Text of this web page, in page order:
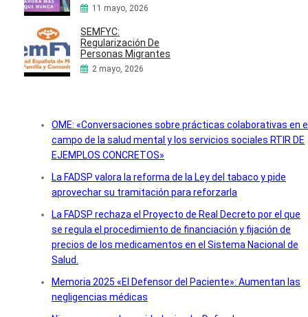
11 mayo, 2026
SEMFYC:
Regularización De
Personas Migrantes
2 mayo, 2026
OME: «Conversaciones sobre prácticas colaborativas en
campo de la salud mental y los servicios sociales RTIR DE
EJEMPLOS CONCRETOS»
La FADSP valora la reforma de la Ley del tabaco y pide
aprovechar su tramitación para reforzarla
La FADSP rechaza el Proyecto de Real Decreto por el que
se regula el procedimiento de financiación y fijación de
precios de los medicamentos en el Sistema Nacional de
Salud.
Memoria 2025 «El Defensor del Paciente»: Aumentan las
negligencias médicas